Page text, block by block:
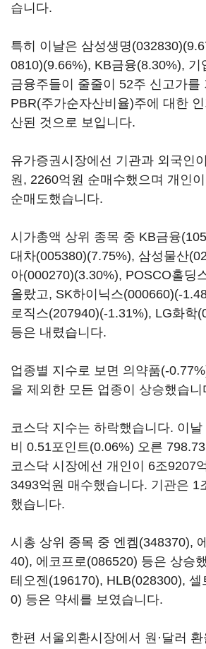
습니다.
특히 이날은 삼성생명(032830)
0810)(9.66%), KB금융(8.30%), 기
금융주들이 줄줄이 52주 신고가를
PBR(주가순자산비율)주에 대한
산된 것으로 보입니다.
유가증권시장에선 기관과 외국인
원, 2260억원 순매수했으며 개인
순매도했습니다.
시가총액 상위 종목 중 KB금융
대차(005380)(7.75%), 삼성물산
아(000270)(3.30%), POSCO홀딩
올랐고, SK하이닉스(000660)(-
로직스(207940)(-1.31%), LG화학
등은 내렸습니다.
업종별 지수로 보면 의약품(-
을 제외한 모든 업종이 상승했습니
코스닥 지수는 하락했습니다. 이날
비 0.51포인트(0.06%) 오른
코스닥 시장에선 개인이 6조9207
3493억원 매수했습니다. 기관은 1
했습니다.
시총 상위 종목 중 엔켐(348370),
40), 에코프로(086520) 등은 상승
테오젠(196170), HLB(028300), 셀
0) 등은 약세를 보였습니다.
한편 서울외환시장에서 원·달러